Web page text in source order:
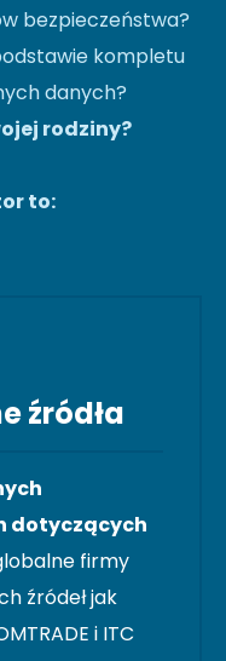
bezpieczeństwa?
kompletu
danych?
rodziny?
to:
źródła
dotyczących
firmy
źródeł jak
i ITC